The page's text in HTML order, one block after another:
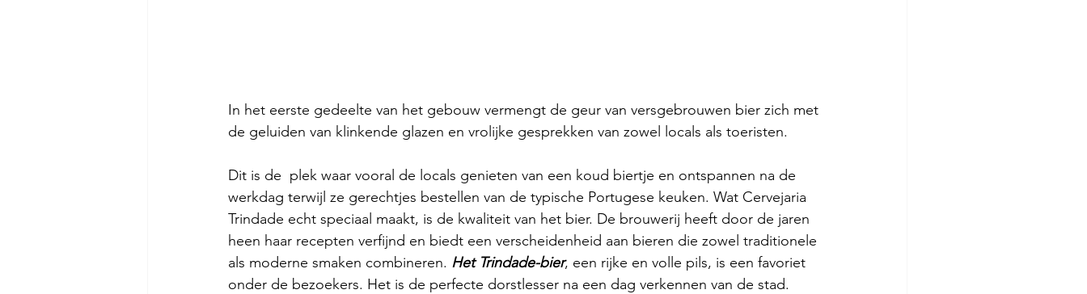
In het eerste gedeelte van het gebouw vermengt de geur van versgebrouwen bier zich met
de geluiden van klinkende glazen en vrolijke gesprekken van zowel locals als toeristen.
Dit is de  plek waar vooral de locals genieten van een koud biertje en ontspannen na de
werkdag terwijl ze gerechtjes bestellen van de typische Portugese keuken. Wat Cervejaria
Trindade echt speciaal maakt, is de kwaliteit van het bier. De brouwerij heeft door de jaren
heen haar recepten verfijnd en biedt een verscheidenheid aan bieren die zowel traditionele
als moderne smaken combineren. Het Trindade-bier, een rijke en volle pils, is een favoriet
onder de bezoekers. Het is de perfecte dorstlesser na een dag verkennen van de stad.